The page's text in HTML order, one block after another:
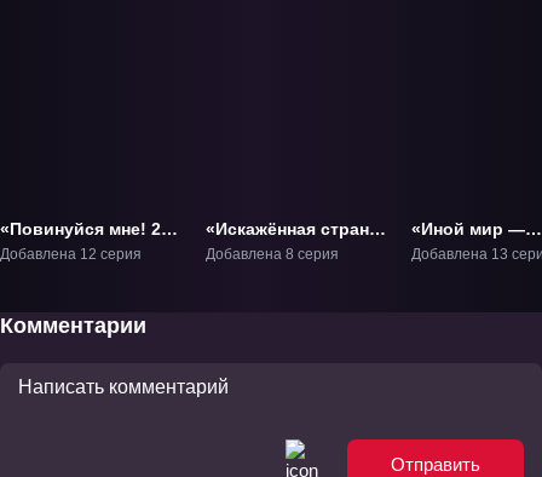
«Повинуйся мне! 2»
ТВ-2
Добавлена 12 серия
«Искажённая страна
чудес: Эпизод
Добавлена 8 серия
«Иной мир —
легенда
Добавлена 13
Комментарии
Отправить